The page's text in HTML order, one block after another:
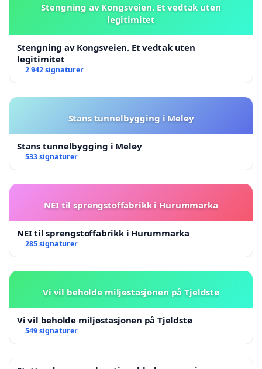
Stengning av Kongsveien. Et vedtak uten
legitimitet
Stengning av Kongsveien. Et vedtak uten
legitimitet
2 942 signaturer
Stans tunnelbygging i Meløy
Stans tunnelbygging i Meløy
533 signaturer
NEI til sprengstoffabrikk i Hurummarka
NEI til sprengstoffabrikk i Hurummarka
285 signaturer
Vi vil beholde miljøstasjonen på Tjeldstø
Vi vil beholde miljøstasjonen på Tjeldstø
549 signaturer